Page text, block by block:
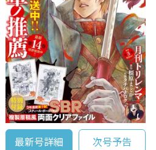
最新号詳細 次号予告